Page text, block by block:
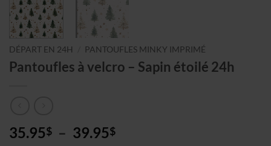
DÉPART EN 24H PANTOUFLES MINKY IMPRIMÉ
Pantoufles à velcro – Sapin étoilé 24h
35.95$ – 39.95$Plage